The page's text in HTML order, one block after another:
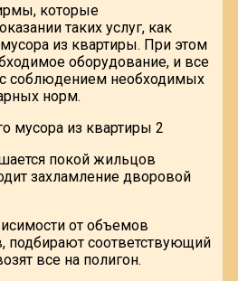
которые
таких услуг, как
из квартиры. При этом
оборудование, и все
соблюдением необходимых
норм.
покой жильцов
захламление дворовой
от объемов
подбирают соответствующий
все на полигон.